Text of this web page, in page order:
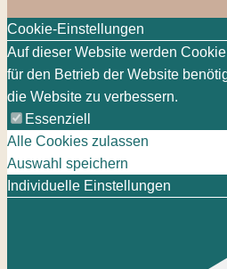
Cookie-Einstellungen
Auf dieser Website werden
für den Betrieb der Website
die Website zu verbessern.
Essenziell
Alle Cookies zulassen
Auswahl speichern
Individuelle Einstellungen